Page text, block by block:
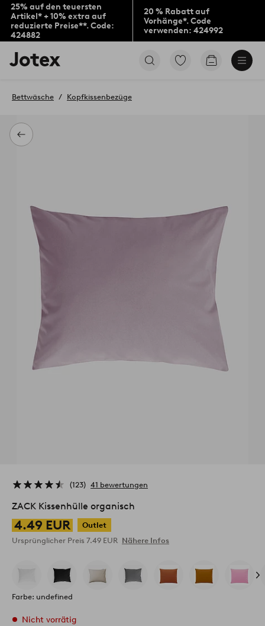
25% auf den teuersten
Artikel* + 10% extra auf
reduzierte Preise**. Code:
424882
20 % Rabatt auf
Vorhänge*. Code
verwenden: 424992
Jotex-
Logo
Startseite
Zu
Zum
Zurück
Bettwäsche Kopfkissenbezüge
123 41 bewertungen
ZACK Kissenhülle organisch
4.49 EUR
Outlet
Ursprünglicher Preis 7.49 EUR Nähere Infos
Farbe: undefined
Nicht vorrätig